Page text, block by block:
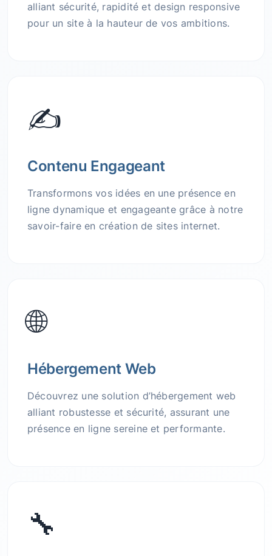
alliant sécurité, rapidité et design responsive
pour un site à la hauteur de vos ambitions.
✍️
Contenu Engageant
Transformons vos idées en une présence en
ligne dynamique et engageante grâce à notre
savoir-faire en création de sites internet.
🌐
Hébergement Web
Découvrez une solution d’hébergement web
alliant robustesse et sécurité, assurant une
présence en ligne sereine et performante.
🔧